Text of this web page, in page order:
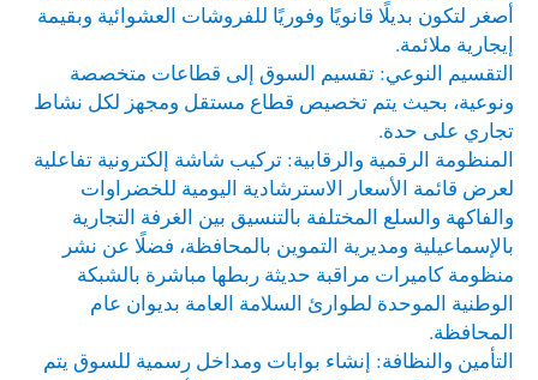
أصغر لتكون بديلًا قانويًا وفوريًا للفروشات العشوائية وبقيمة
إيجارية ملائمة.
التقسيم النوعي: تقسيم السوق إلى قطاعات متخصصة
ونوعية، بحيث يتم تخصيص قطاع مستقل ومجهز لكل نشاط
تجاري على حدة.
المنظومة الرقمية والرقابية: تركيب شاشة إلكترونية تفاعلية
لعرض قائمة الأسعار الاسترشادية اليومية للخضراوات
والفاكهة والسلع المختلفة بالتنسيق بين الغرفة التجارية
بالإسماعيلية ومديرية التموين بالمحافظة، فضلًا عن نشر
منظومة كاميرات مراقبة حديثة ربطها مباشرة بالشبكة
الوطنية الموحدة لطوارئ السلامة العامة بديوان عام
المحافظة.
التأمين والنظافة: إنشاء بوابات ومداخل رسمية للسوق يتم